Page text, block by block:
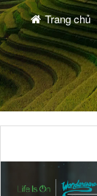
Trang chủ